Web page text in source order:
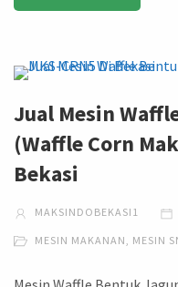
Jual Mesin
(Waffle Corn
Bekasi
MAKSINDOBEKASI1
MESIN MAKANAN MESIN